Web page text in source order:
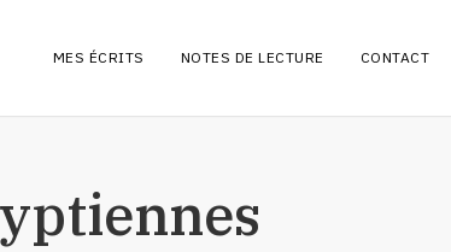
MES ÉCRITS
ARTICLES
RÉFLEXIONS
NOTES DE LECTURE CONTACT